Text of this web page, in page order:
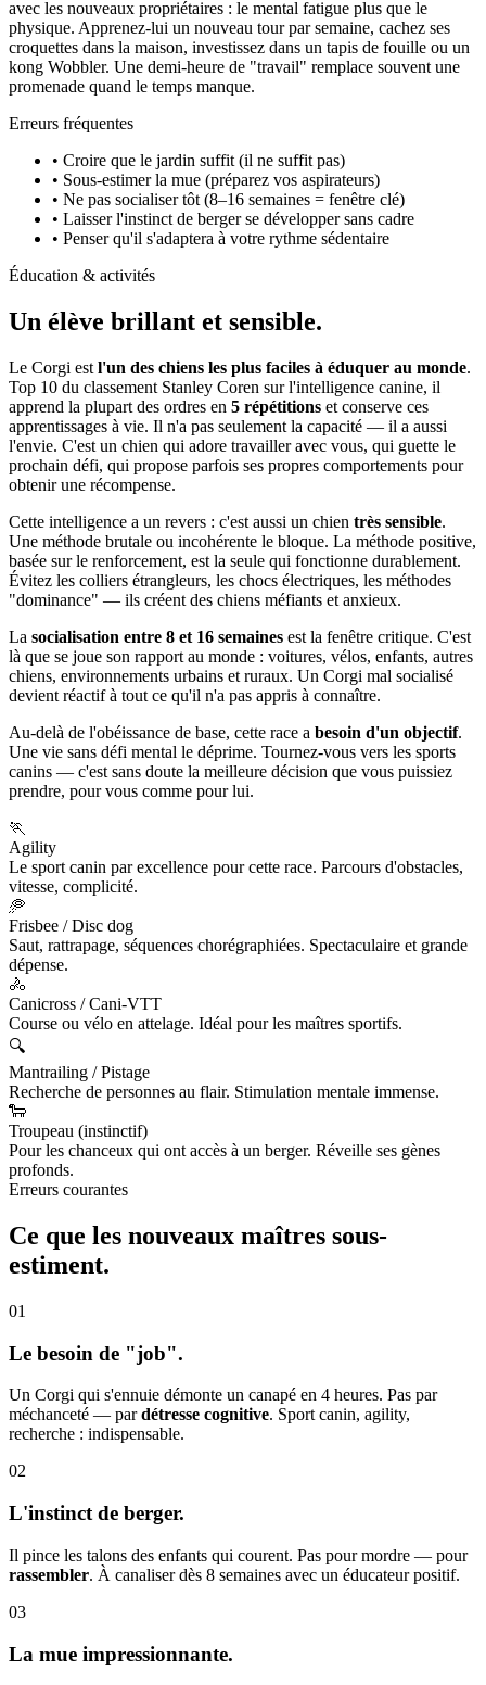
avec les nouveaux propriétaires : le mental fatigue plus que le
physique. Apprenez-lui un nouveau tour par semaine, cachez ses
croquettes dans la maison, investissez dans un tapis de fouille ou un
kong Wobbler. Une demi-heure de "travail" remplace souvent une
promenade quand le temps manque.
Erreurs fréquentes
• Croire que le jardin suffit (il ne suffit pas)
• Sous-estimer la mue (préparez vos aspirateurs)
• Ne pas socialiser tôt (8–16 semaines = fenêtre clé)
• Laisser l'instinct de berger se développer sans cadre
• Penser qu'il s'adaptera à votre rythme sédentaire
Éducation & activités
Un élève brillant et sensible.
Le Corgi est l'un des chiens les plus faciles à éduquer au monde.
Top 10 du classement Stanley Coren sur l'intelligence canine, il
apprend la plupart des ordres en 5 répétitions et conserve ces
apprentissages à vie. Il n'a pas seulement la capacité — il a aussi
l'envie. C'est un chien qui adore travailler avec vous, qui guette le
prochain défi, qui propose parfois ses propres comportements pour
obtenir une récompense.
Cette intelligence a un revers : c'est aussi un chien très sensible.
Une méthode brutale ou incohérente le bloque. La méthode positive,
basée sur le renforcement, est la seule qui fonctionne durablement.
Évitez les colliers étrangleurs, les chocs électriques, les méthodes
"dominance" — ils créent des chiens méfiants et anxieux.
La socialisation entre 8 et 16 semaines est la fenêtre critique. C'est
là que se joue son rapport au monde : voitures, vélos, enfants, autres
chiens, environnements urbains et ruraux. Un Corgi mal socialisé
devient réactif à tout ce qu'il n'a pas appris à connaître.
Au-delà de l'obéissance de base, cette race a besoin d'un objectif.
Une vie sans défi mental le déprime. Tournez-vous vers les sports
canins — c'est sans doute la meilleure décision que vous puissiez
prendre, pour vous comme pour lui.
🏃
Agility
Le sport canin par excellence pour cette race. Parcours d'obstacles,
vitesse, complicité.
🥏
Frisbee / Disc dog
Saut, rattrapage, séquences chorégraphiées. Spectaculaire et grande
dépense.
🚴
Canicross / Cani-VTT
Course ou vélo en attelage. Idéal pour les maîtres sportifs.
🔍
Mantrailing / Pistage
Recherche de personnes au flair. Stimulation mentale immense.
🐑
Troupeau (instinctif)
Pour les chanceux qui ont accès à un berger. Réveille ses gènes
profonds.
Erreurs courantes
Ce que les nouveaux maîtres sous-
estiment.
01
Le besoin de "job".
Un Corgi qui s'ennuie démonte un canapé en 4 heures. Pas par
méchanceté — pardétresse cognitive. Sport canin, agility,
recherche : indispensable.
02
L'instinct de berger.
Il pince les talons des enfants qui courent. Pas pour mordre — pour
rassembler. À canaliser dès 8 semaines avec un éducateur positif.
03
La mue impressionnante.